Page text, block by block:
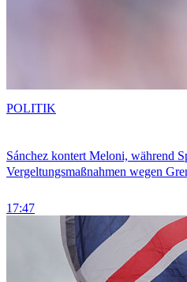
Sánchez kontert Meloni, während
Vergeltungsmaßnahmen wegen
17:47
POLITIK